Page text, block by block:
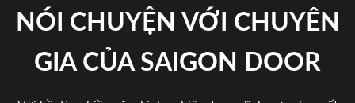
NÓI CHUYỆN VỚI CHUYÊN
GIA CỦA SAIGON DOOR